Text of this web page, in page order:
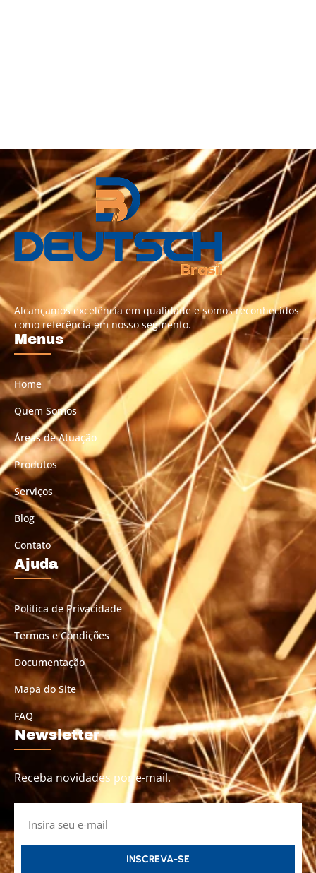
Alcançamos excelência em qualidade e somos reconhecidos
como referência em nosso segmento.
Menus
Home
Quem Somos
Áreas de Atuação
Produtos
Serviços
Blog
Contato
Ajuda
Política de Privacidade
Termos e Condições
Documentação
Mapa do Site
FAQ
Newsletter
Receba novidades por e-mail.
INSCREVA-SE